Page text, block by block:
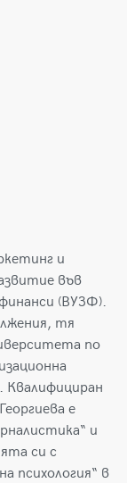
и
във
(ВУЗФ).
тя
по
Квалифициран
е
и
си с
психология“ в